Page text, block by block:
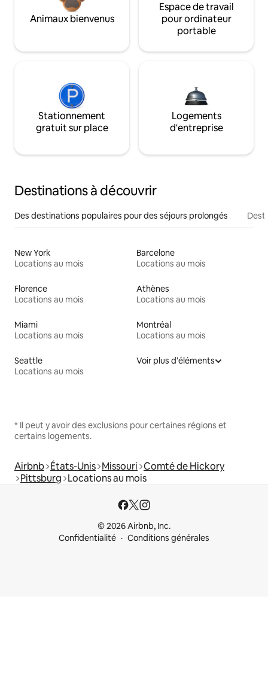
Animaux bienvenus
Espace de travail
pour ordinateur
portable
Stationnement
gratuit sur place
Logements
d'entreprise
Destinations à découvrir
Des destinations populaires pour des séjours prolongés
New York
Locations au mois
Barcelone
Locations au mois
Florence
Locations au mois
Athènes
Locations au mois
Miami
Locations au mois
Montréal
Locations au mois
Seattle
Locations au mois
Voir plus d'éléments
* Il peut y avoir des exclusions pour certaines régions et
certains logements.
Airbnb États-Unis Missouri Comté de Hickory
Pittsburg Locations au mois
© 2026 Airbnb, Inc.
Confidentialité
Conditions générales